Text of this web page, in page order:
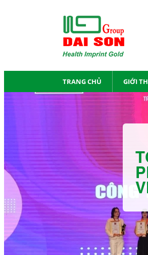
TRANG CHỦ GIỚI